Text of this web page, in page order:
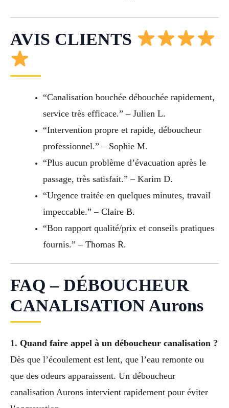
AVIS CLIENTS
“Canalisation bouchée débouchée rapidement,
service très efficace.” – Julien L.
“Intervention propre et rapide, déboucheur
professionnel.” – Sophie M.
“Plus aucun problème d’évacuation après le
passage, très satisfait.” – Karim D.
“Urgence traitée en quelques minutes, travail
impeccable.” – Claire B.
“Bon rapport qualité/prix et conseils pratiques
fournis.” – Thomas R.
FAQ – DÉBOUCHEUR
CANALISATION Aurons
1. Quand faire appel à un déboucheur canalisation ?
Dès que l’écoulement est lent, que l’eau remonte ou
que des odeurs apparaissent. Un déboucheur
canalisation Aurons intervient rapidement pour éviter